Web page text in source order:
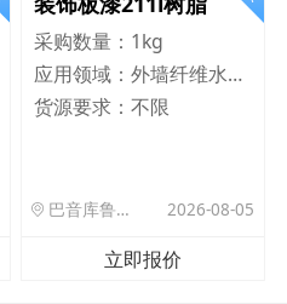
采购数量： 1kg
应用领域：
外墙纤维水泥板
货源要求：不限
巴音库鲁提镇,托帕口岸六号库房 2026-08-05
立即报价